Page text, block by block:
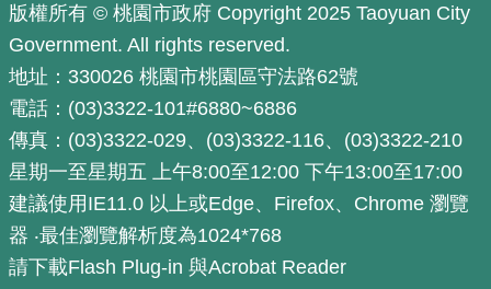
版權所有 © 桃園市政府 Copyright 2025 Taoyuan City
Government. All rights reserved.
地址：330026 桃園市桃園區守法路62號
電話：(03)3322-101#6880~6886
傳真：(03)3322-029、(03)3322-116、(03)3322-210
星期一至星期五 上午8:00至12:00 下午13:00至17:00
建議使用IE11.0 以上或Edge、Firefox、Chrome 瀏覽
器 ‧最佳瀏覽解析度為1024*768
請下載Flash Plug-in 與Acrobat Reader